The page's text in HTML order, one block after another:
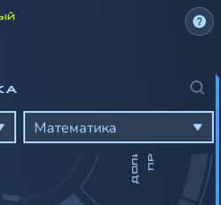
Математика Д
О
Л
И
,
Д
Р
О
БИ
И
П
Р
О
Ц
Е
Н
ТЫ